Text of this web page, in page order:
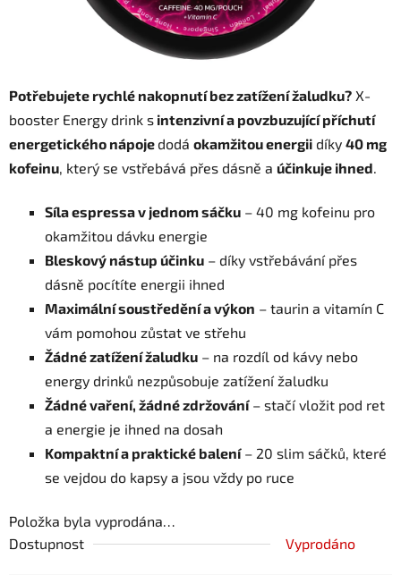
Potřebujete rychlé nakopnutí bez zatížení žaludku? X-
booster Energy drink s intenzivní a povzbuzující příchutí
energetického nápoje dodá okamžitou energii díky 40 mg
kofeinu, který se vstřebává přes dásně a účinkuje ihned.
Síla espressa v jednom sáčku – 40 mg kofeinu pro
okamžitou dávku energie
Bleskový nástup účinku – díky vstřebávání přes
dásně pocítíte energii ihned
Maximální soustředění a výkon – taurin a vitamín C
vám pomohou zůstat ve střehu
Žádné zatížení žaludku – na rozdíl od kávy nebo
energy drinků nezpůsobuje zatížení žaludku
Žádné vaření, žádné zdržování– stačí vložit pod ret
a energie je ihned na dosah
Kompaktní a praktické balení– 20 slim sáčků, které
se vejdou do kapsy a jsou vždy po ruce
Položka byla vyprodána…
Dostupnost
Vyprodáno